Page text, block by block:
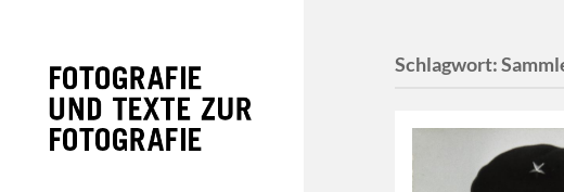
Schlagwort: